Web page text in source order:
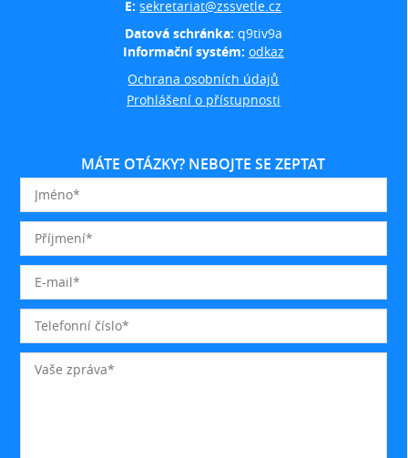
E:sekretariat@zssvetle.cz
Datová schránka: q9tiv9a
Informační systém: odkaz
Ochrana osobních údajů
Prohlášení o přístupnosti
MÁTE OTÁZKY? NEBOJTE SE ZEPTAT